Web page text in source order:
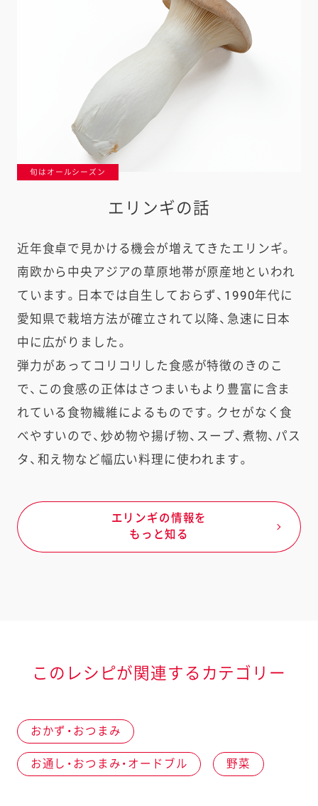
旬はオールシーズン
エリンギの話
近年食卓で見かける機会が増えてきたエリンギ。
南欧から中央アジアの草原地帯が原産地といわれ
ています。日本では自生しておらず、1990年代に
愛知県で栽培方法が確立されて以降、急速に日本
中に広がりました。
弾力があってコリコリした食感が特徴のきのこ
で、この食感の正体はさつまいもより豊富に含ま
れている食物繊維によるものです。クセがなく食
べやすいので、炒め物や揚げ物、スープ、煮物、パス
タ、和え物など幅広い料理に使われます。
エリンギの情報を
もっと知る
このレシピが関連するカテゴリー
おかず・おつまみ
お通し・おつまみ・オードブル 野菜